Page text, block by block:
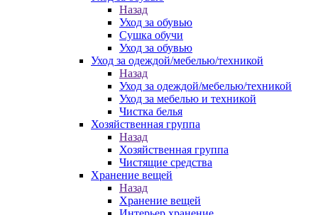
Назад
Уход за обувью
Сушка обучи
Уход за обувью
Уход за одеждой/мебелью/техникой
Назад
Уход за одеждой/мебелью/техникой
Уход за мебелью и техникой
Чистка белья
Хозяйственная группа
Назад
Хозяйственная группа
Чистящие средства
Хранение вещей
Назад
Хранение вещей